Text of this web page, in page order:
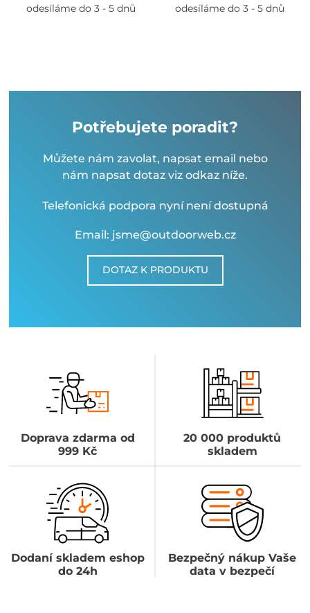
odesíláme do 3 - 5 dnů
odesíláme do 3 - 5 dnů
Potřebujete poradit?
Můžete nám zavolat, napsat email nebo
nám napsat dotaz viz odkaz níže.
Telefonická podpora nyní není dostupná
Email: jsme@outdoorweb.cz
DOTAZ K PRODUKTU
Doprava zdarma od
999 Kč
20 000 produktů
skladem
Dodaní skladem eshop
do 24h
Bezpečný nákup Vaše
data v bezpečí